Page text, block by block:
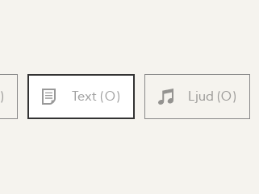
) Text (0) Ljud (0)